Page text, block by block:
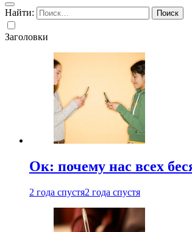
Найти:
Заголовки
Ок: почему нас всех
2 года спустя2 года спустя